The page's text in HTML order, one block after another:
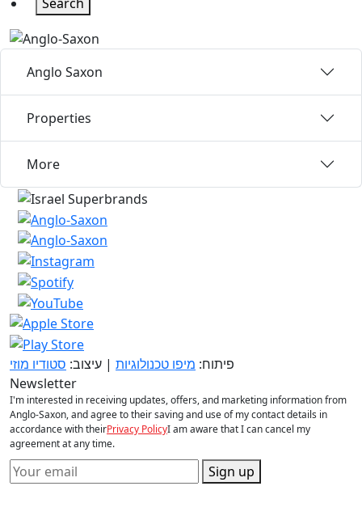
Anglo Saxon
Properties
More
פיתוח: מיפו טכנולוגיות | עיצוב: סטודיו מוזי
Newsletter
I'm interested in receiving updates, offers, and marketing information from
Anglo-Saxon, and agree to their saving and use of my contact details in
accordance with theirPrivacy PolicyI am aware that I can cancel my
agreement at any time.
Sign up